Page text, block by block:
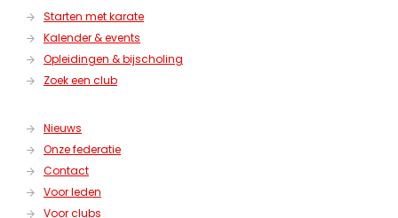
Starten met karate
Kalender & events
Opleidingen & bijscholing
Zoek een club
Nieuws
Onze federatie
Contact
Voor leden
Voor clubs